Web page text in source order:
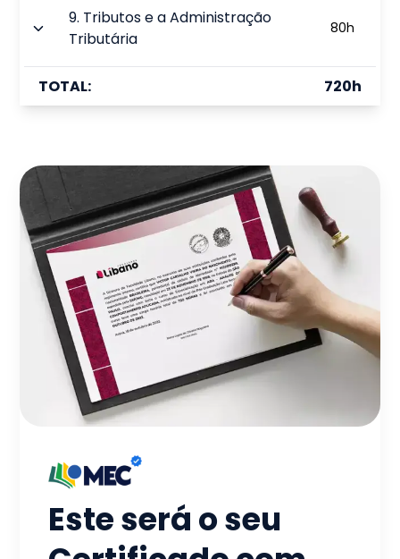
9. Tributos e a Administração
Tributária
80h
TOTAL: 720h
Este será o seu